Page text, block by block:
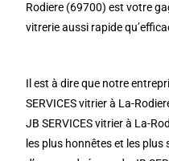
Rodiere (69700) est votre
vitrerie aussi rapide
Il est à dire que notre
SERVICES vitrier à La-
JB SERVICES vitrier à La-
les plus honnêtes et les